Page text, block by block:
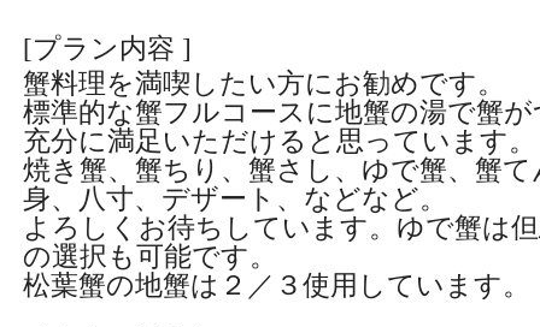
[プラン内容 ]
蟹料理を満喫したい方にお勧めです。
標準的な蟹フルコースに地蟹の湯で蟹
充分に満足いただけると思っています。
焼き蟹、蟹ちり、蟹さし、ゆで蟹、蟹
身、八寸、デザート、などなど。
よろしくお待ちしています。ゆで蟹は
の選択も可能です。
松葉蟹の地蟹は２／３使用しています。